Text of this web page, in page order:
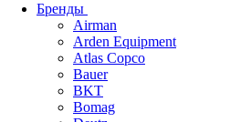
Бренды
Airman
Arden Equipment
Atlas Сopco
Bauer
BKT
Bomag